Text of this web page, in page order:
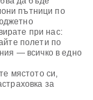
пътници по
при нас:
полети по
— всичко в едно
мястото си,
за